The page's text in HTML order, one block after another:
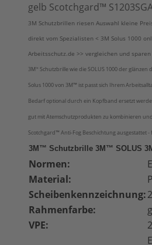
gelb Scotchgard™
3M Schutzbrillen riesen Auswahl kleine
direkt vom Spezialisten < 3M Solus 1000
Arbeitsschutz.de >> vergleichen und sparen
3M ™ Schutzbrille wie die SOLUS 1000 der
Solus 1000 von 3M™ ist passt sich Ihrem
Bedarf optional durch ein Kopfband ersetzt
gut mit Atemschutzprodukten zu kombinieren
Scotchgard™ Anti-Fog Beschichtung ausgestattet
3M™ Schutzbrille 3M™ SOLUS
Normen:
Material:
Scheibenkennzeichnung:
Rahmenfarbe:
VPE: